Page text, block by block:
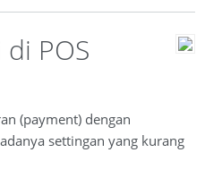
POS
(payment) dengan
settingan yang kurang